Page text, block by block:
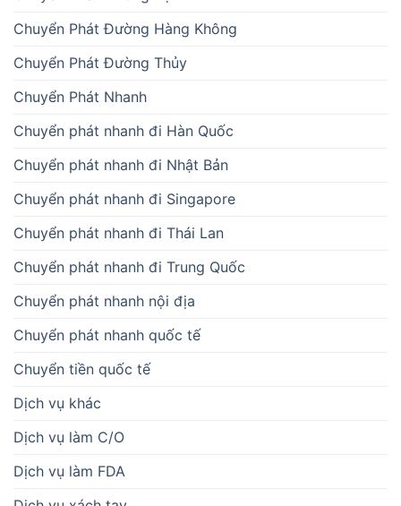
Chuyển Phát Đường Hàng Không
Chuyển Phát Đường Thủy
Chuyển Phát Nhanh
Chuyển phát nhanh đi Hàn Quốc
Chuyển phát nhanh đi Nhật Bản
Chuyển phát nhanh đi Singapore
Chuyển phát nhanh đi Thái Lan
Chuyển phát nhanh đi Trung Quốc
Chuyển phát nhanh nội địa
Chuyển phát nhanh quốc tế
Chuyển tiền quốc tế
Dịch vụ khác
Dịch vụ làm C/O
Dịch vụ làm FDA